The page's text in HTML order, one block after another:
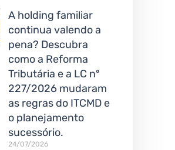
A holding familiar
continua valendo a
pena? Descubra
como a Reforma
Tributária e a LC nº
227/2026 mudaram
as regras do ITCMD e
o planejamento
sucessório.
24/07/2026